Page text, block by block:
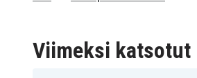
Viimeksi katsotut